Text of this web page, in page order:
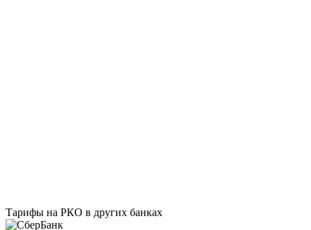
Тарифы на РКО в других банках